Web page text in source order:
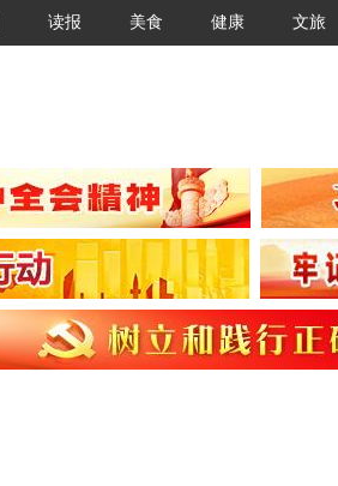
读报 美食 健康 文旅